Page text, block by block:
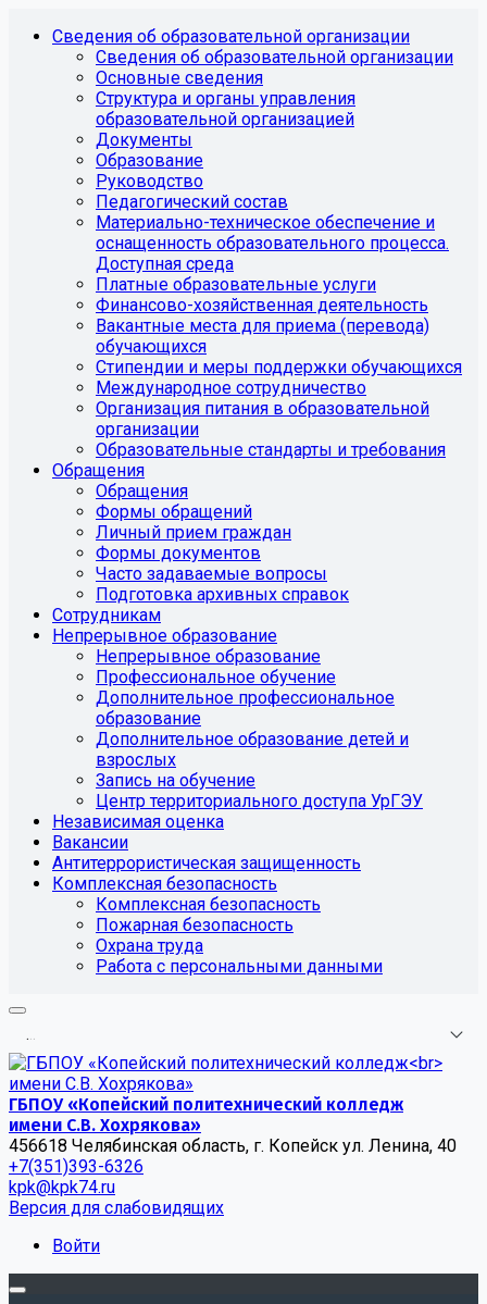
Сведения об образовательной организации
Сведения об образовательной организации
Основные сведения
Структура и органы управления
образовательной организацией
Документы
Образование
Руководство
Педагогический состав
Материально-техническое обеспечение и
оснащенность образовательного процесса.
Доступная среда
Платные образовательные услуги
Финансово-хозяйственная деятельность
Вакантные места для приема (перевода)
обучающихся
Стипендии и меры поддержки обучающихся
Международное сотрудничество
Организация питания в образовательной
организации
Образовательные стандарты и требования
Обращения
Обращения
Формы обращений
Личный прием граждан
Формы документов
Часто задаваемые вопросы
Подготовка архивных справок
Сотрудникам
Непрерывное образование
Непрерывное образование
Профессиональное обучение
Дополнительное профессиональное
образование
Дополнительное образование детей и
взрослых
Запись на обучение
Центр территориального доступа УрГЭУ
Независимая оценка
Вакансии
Антитеррористическая защищенность
Комплексная безопасность
Комплексная безопасность
Пожарная безопасность
Охрана труда
Работа с персональными данными
...
ГБПОУ «Копейский политехнический колледж
имени С.В. Хохрякова»
456618 Челябинская область, г. Копейск ул. Ленина, 40
+7(351)393-6326
kpk@kpk74.ru
Версия для слабовидящих
Войти